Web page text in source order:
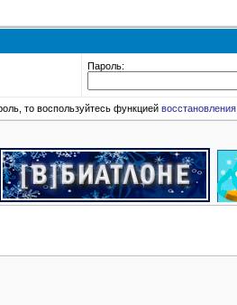
Пароль:
то воспользуйтесь функцией восстановления